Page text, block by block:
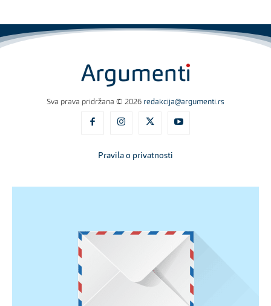
Sva prava pridržana © 2026 redakcija@argumenti.rs
Pravila o privatnosti